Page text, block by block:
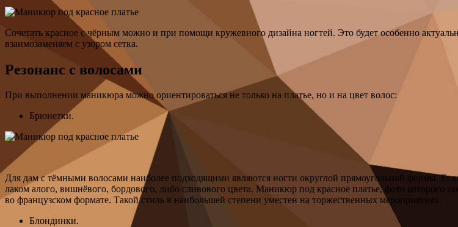
Сочетать красное с чёрным можно и при помощи кружевного дизайна ногтей. Это будет особенно
взаимозаменяем с узором сетка.
Резонанс с волосами
При выполнении маникюра можно ориентироваться не только на платье, но и на цвет волос:
Брюнетки.
Для дам с тёмными волосами наиболее подходящими являются ногти округлой прямоугольной формы.
лаком алого, вишнёвого, бордового, либо сливового цвета. Маникюр под красное платье, фото
во французском формате. Такой стиль в наибольшей степени уместен на торжественных мероприятиях.
Блондинки.